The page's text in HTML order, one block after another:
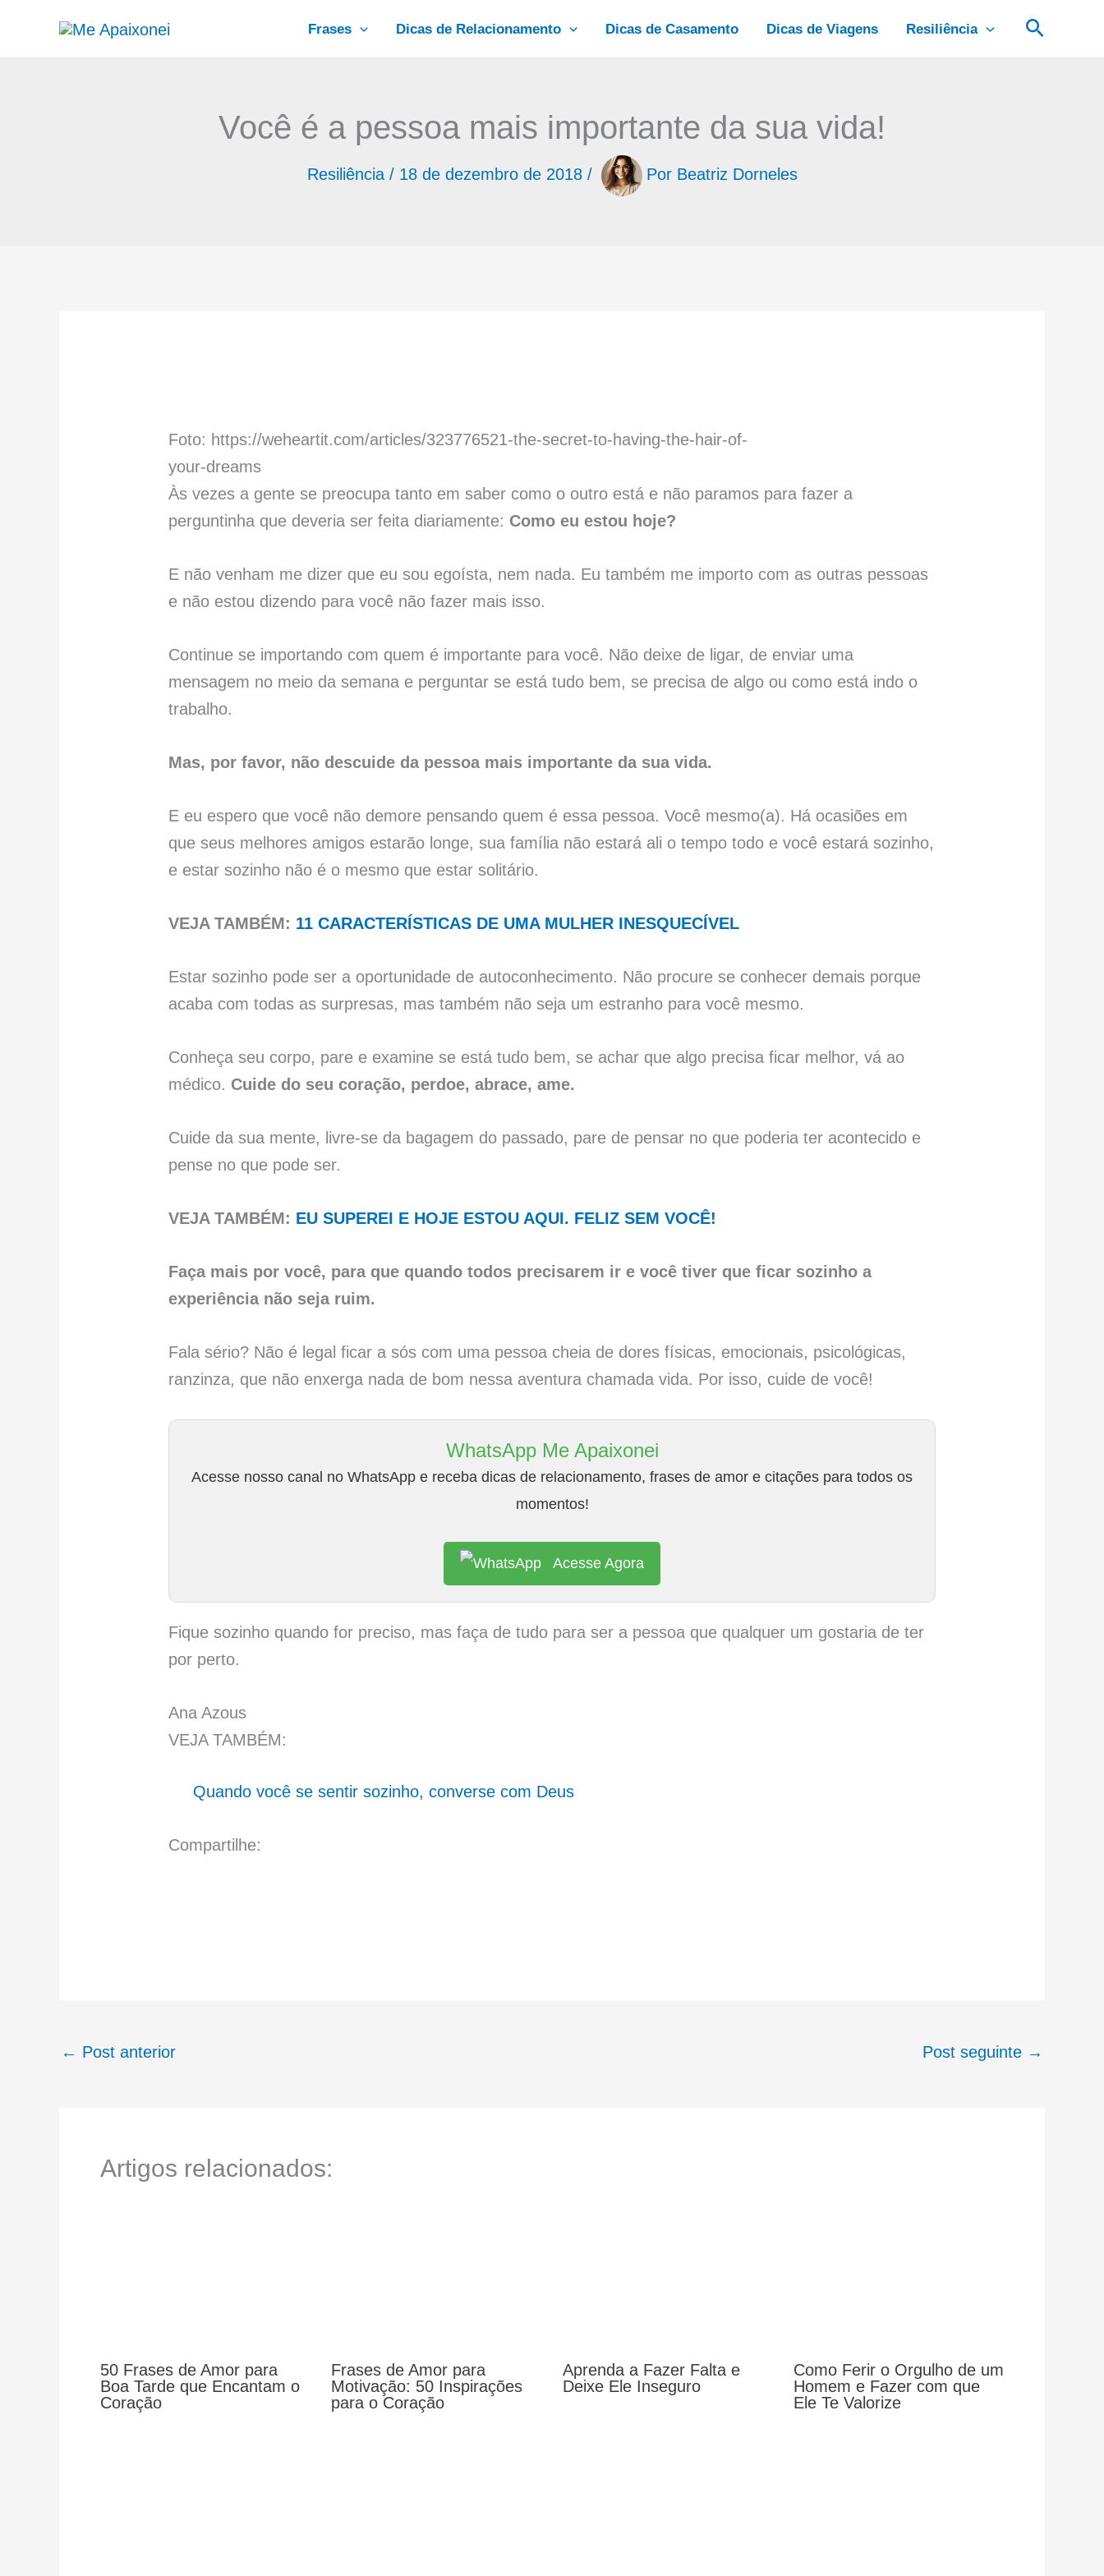
Frases Dicas de Relacionamento Dicas de Casamento Dicas de Viagens Resiliência
Você é a pessoa mais importante da sua vida!
Resiliência/ 18 de dezembro de 2018 / Por Beatriz Dorneles
Foto: https://weheartit.com/articles/323776521-the-secret-to-having-the-hair-of-
your-dreams
Às vezes a gente se preocupa tanto em saber como o outro está e não paramos para fazer a
perguntinha que deveria ser feita diariamente: Como eu estou hoje?
E não venham me dizer que eu sou egoísta, nem nada. Eu também me importo com as outras pessoas
e não estou dizendo para você não fazer mais isso.
Continue se importando com quem é importante para você. Não deixe de ligar, de enviar uma
mensagem no meio da semana e perguntar se está tudo bem, se precisa de algo ou como está indo o
trabalho.
Mas, por favor, não descuide da pessoa mais importante da sua vida.
E eu espero que você não demore pensando quem é essa pessoa. Você mesmo(a). Há ocasiões em
que seus melhores amigos estarão longe, sua família não estará ali o tempo todo e você estará sozinho,
e estar sozinho não é o mesmo que estar solitário.
VEJA TAMBÉM: 11 CARACTERÍSTICAS DE UMA MULHER INESQUECÍVEL
Estar sozinho pode ser a oportunidade de autoconhecimento. Não procure se conhecer demais porque
acaba com todas as surpresas, mas também não seja um estranho para você mesmo.
Conheça seu corpo, pare e examine se está tudo bem, se achar que algo precisa ficar melhor, vá ao
médico. Cuide do seu coração, perdoe, abrace, ame.
Cuide da sua mente, livre-se da bagagem do passado, pare de pensar no que poderia ter acontecido e
pense no que pode ser.
VEJA TAMBÉM: EU SUPEREI E HOJE ESTOU AQUI. FELIZ SEM VOCÊ!
Faça mais por você, para que quando todos precisarem ir e você tiver que ficar sozinho a
experiência não seja ruim.
Fala sério? Não é legal ficar a sós com uma pessoa cheia de dores físicas, emocionais, psicológicas,
ranzinza, que não enxerga nada de bom nessa aventura chamada vida. Por isso, cuide de você!
WhatsApp Me Apaixonei
Acesse nosso canal no WhatsApp e receba dicas de relacionamento, frases de amor e citações para todos os
momentos!
Acesse Agora
Fique sozinho quando for preciso, mas faça de tudo para ser a pessoa que qualquer um gostaria de ter
por perto.
Ana Azous
VEJA TAMBÉM:
Quando você se sentir sozinho, converse com Deus
Compartilhe:
← Post anterior Post seguinte →
Artigos relacionados:
50 Frases de Amor para
Boa Tarde que Encantam o
Coração
Frases de Amor para
Motivação: 50 Inspirações
para o Coração
Aprenda a Fazer Falta e
Deixe Ele Inseguro
Como Ferir o Orgulho de um
Homem e Fazer com que
Ele Te Valorize